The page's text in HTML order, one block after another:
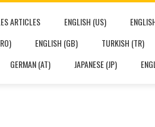
ARTICLES ENGLISH (US)
ENGLISH (GB) TURKISH (TR)
GERMAN (AT) JAPANESE (JP)